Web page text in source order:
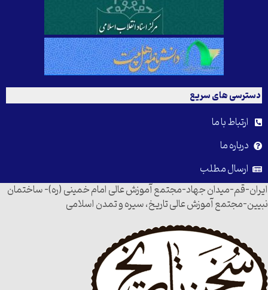
دسترسی های سریع
ارتباط با ما
درباره ما
ارسال مطلب
ایران-قم-میدان جهاد-مجتمع آموزش عالی امام خمینی (ره)- ساختمان
نبیین-مجتمع آموزش عالی تاریخ، سیره و تمدن اسلامی